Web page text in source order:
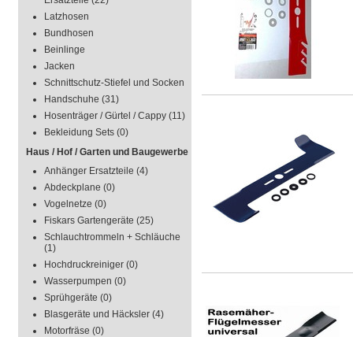
Latzhosen
Bundhosen
Beinlinge
Jacken
Schnittschutz-Stiefel und Socken
Handschuhe (31)
Hosenträger / Gürtel / Cappy (11)
Bekleidung Sets (0)
Haus / Hof / Garten und Baugewerbe
Anhänger Ersatzteile (4)
Abdeckplane (0)
Vogelnetze (0)
Fiskars Gartengeräte (25)
Schlauchtrommeln + Schläuche
(1)
Hochdruckreiniger (0)
Wasserpumpen (0)
Sprühgeräte (0)
Blasgeräte und Häcksler (4)
Motorfräse (0)